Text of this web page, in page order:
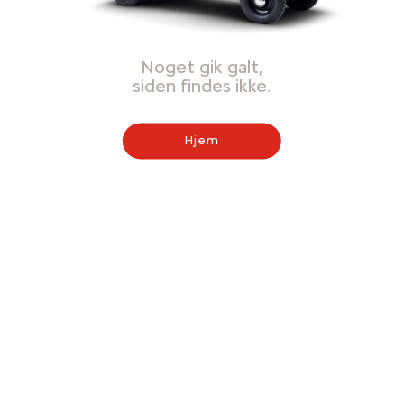
Noget gik galt,
siden findes ikke.
Hjem